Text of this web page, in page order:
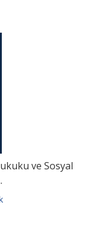
ve Sosyal